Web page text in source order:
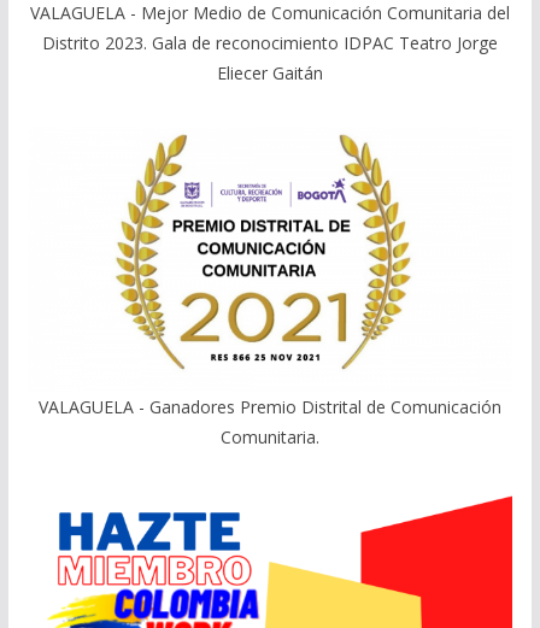
VALAGUELA - Mejor Medio de Comunicación Comunitaria del
Distrito 2023. Gala de reconocimiento IDPAC Teatro Jorge
Eliecer Gaitán
VALAGUELA - Ganadores Premio Distrital de Comunicación
Comunitaria.